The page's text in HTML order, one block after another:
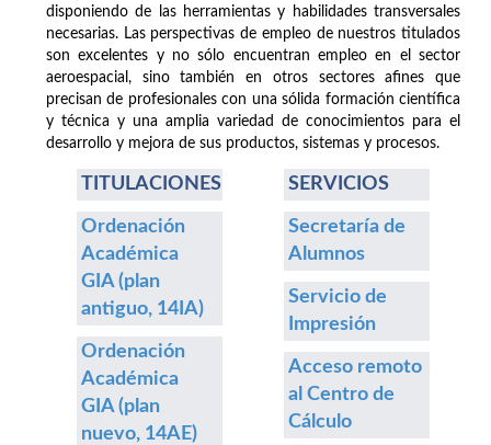
disponiendo de las herramientas y habilidades transversales
necesarias. Las perspectivas de empleo de nuestros titulados
son excelentes y no sólo encuentran empleo en el sector
aeroespacial, sino también en otros sectores afines que
precisan de profesionales con una sólida formación científica
y técnica y una amplia variedad de conocimientos para el
desarrollo y mejora de sus productos, sistemas y procesos.
TITULACIONES
Ordenación
Académica
GIA (plan
antiguo, 14IA)
Ordenación
Académica
GIA (plan
nuevo, 14AE)
SERVICIOS
Secretaría de
Alumnos
Servicio de
Impresión
Acceso remoto
al Centro de
Cálculo